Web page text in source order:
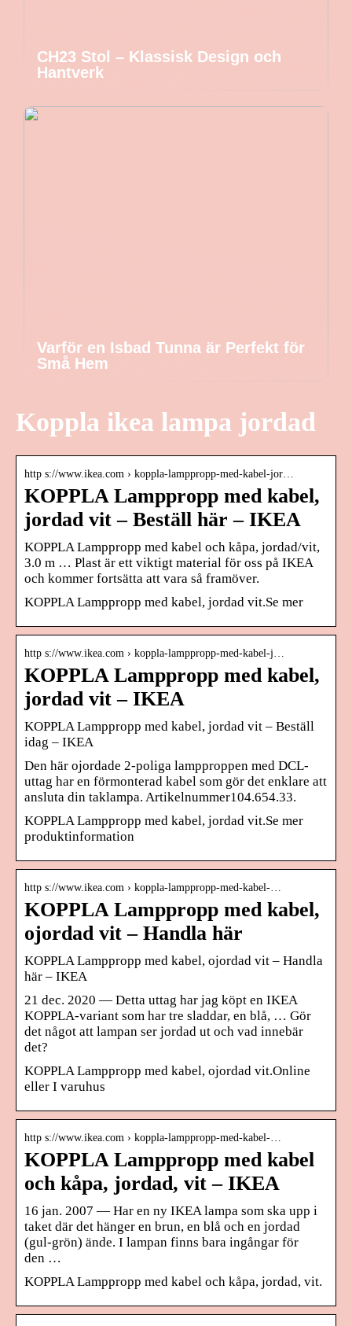
CH23 Stol – Klassisk Design och
Hantverk
Varför en Isbad Tunna är Perfekt för
Små Hem
Koppla ikea lampa jordad
http s://www.ikea.com › koppla-lamppropp-med-kabel-jor…
KOPPLA Lamppropp med kabel,
jordad vit – Beställ här – IKEA
KOPPLA Lamppropp med kabel och kåpa, jordad/vit,
3.0 m … Plast är ett viktigt material för oss på IKEA
och kommer fortsätta att vara så framöver.
KOPPLA Lamppropp med kabel, jordad vit.Se mer
http s://www.ikea.com › koppla-lamppropp-med-kabel-j…
KOPPLA Lamppropp med kabel,
jordad vit – IKEA
KOPPLA Lamppropp med kabel, jordad vit – Beställ
idag – IKEA
Den här ojordade 2-poliga lampproppen med DCL-
uttag har en förmonterad kabel som gör det enklare att
ansluta din taklampa. Artikelnummer104.654.33.
KOPPLA Lamppropp med kabel, jordad vit.Se mer
produktinformation
http s://www.ikea.com › koppla-lamppropp-med-kabel-…
KOPPLA Lamppropp med kabel,
ojordad vit – Handla här
KOPPLA Lamppropp med kabel, ojordad vit – Handla
här – IKEA
21 dec. 2020 — Detta uttag har jag köpt en IKEA
KOPPLA-variant som har tre sladdar, en blå, … Gör
det något att lampan ser jordad ut och vad innebär
det?
KOPPLA Lamppropp med kabel, ojordad vit.Online
eller I varuhus
http s://www.ikea.com › koppla-lamppropp-med-kabel-…
KOPPLA Lamppropp med kabel
och kåpa, jordad, vit – IKEA
16 jan. 2007 — Har en ny IKEA lampa som ska upp i
taket där det hänger en brun, en blå och en jordad
(gul-grön) ände. I lampan finns bara ingångar för
den …
KOPPLA Lamppropp med kabel och kåpa, jordad, vit.